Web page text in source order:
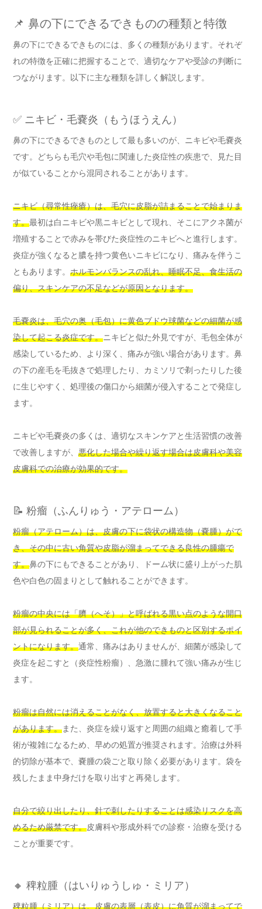
📌 鼻の下にできるできものの種類と特徴
鼻の下にできるできものには、多くの種類があります。それぞ
れの特徴を正確に把握することで、適切なケアや受診の判断に
つながります。以下に主な種類を詳しく解説します。
✅ ニキビ・毛嚢炎（もうほうえん）
鼻の下にできるできものとして最も多いのが、ニキビや毛嚢炎
です。どちらも毛穴や毛包に関連した炎症性の疾患で、見た目
が似ていることから混同されることがあります。
ニキビ（尋常性痤瘡）は、毛穴に皮脂が詰まることで始まりま
す。最初は白ニキビや黒ニキビとして現れ、そこにアクネ菌が
増殖することで赤みを帯びた炎症性のニキビへと進行します。
炎症が強くなると膿を持つ黄色いニキビになり、痛みを伴うこ
ともあります。 ホルモンバランスの乱れ、睡眠不足、食生活の
偏り、スキンケアの不足などが原因となります。
毛嚢炎は、毛穴の奥（毛包）に黄色ブドウ球菌などの細菌が感
染して起こる炎症です。ニキビと似た外見ですが、毛包全体が
感染しているため、より深く、痛みが強い場合があります。鼻
の下の産毛を毛抜きで処理したり、カミソリで剃ったりした後
に生じやすく、処理後の傷口から細菌が侵入することで発症し
ます。
ニキビや毛嚢炎の多くは、適切なスキンケアと生活習慣の改善
で改善しますが、 悪化した場合や繰り返す場合は皮膚科や美容
皮膚科での治療が効果的です。
📝 粉瘤（ふんりゅう・アテローム）
粉瘤（アテローム）は、皮膚の下に袋状の構造物（嚢腫）がで
き、その中に古い角質や皮脂が溜まってできる良性の腫瘍で
す。鼻の下にもできることがあり、ドーム状に盛り上がった肌
色や白色の固まりとして触れることができます。
粉瘤の中央には「臍（へそ）」と呼ばれる黒い点のような開口
部が見られることが多く、これが他のできものと区別するポイ
ントになります。通常、痛みはありませんが、細菌が感染して
炎症を起こすと（炎症性粉瘤）、急激に腫れて強い痛みが生じ
ます。
粉瘤は自然には消えることがなく、放置すると大きくなること
があります。また、炎症を繰り返すと周囲の組織と癒着して手
術が複雑になるため、早めの処置が推奨されます。治療は外科
的切除が基本で、嚢腫の袋ごと取り除く必要があります。袋を
残したまま中身だけを取り出すと再発します。
自分で絞り出したり、針で刺したりすることは感染リスクを高
めるため厳禁です。皮膚科や形成外科での診察・治療を受ける
ことが重要です。
🔸 稗粒腫（はいりゅうしゅ・ミリア）
稗粒腫（ミリア）は、皮膚の表層（表皮）に角質が溜まってで